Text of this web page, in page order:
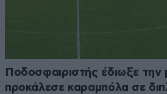
Ποδοσφαιριστής έδιωξε την
προκάλεσε καραμπόλα σε